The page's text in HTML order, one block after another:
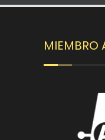
MIEMBRO